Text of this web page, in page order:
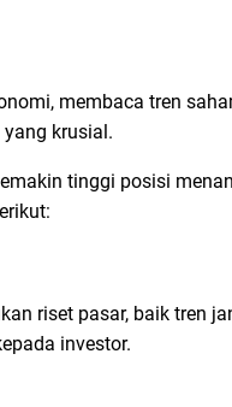
membaca tren
krusial.
tinggi posisi
riset pasar, baik tren
investor.